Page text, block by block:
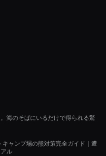
海のそばにいるだけで得られる驚
キャンプ場の熊対策完全ガイド｜遭
ル